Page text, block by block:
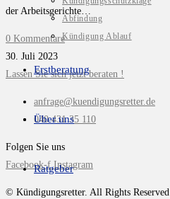
Abfindung
Kündigung Ablauf
Erstberatung
Über uns
Ratgeber
der Arbeitsgerichte…
0 Kommentare
30. Juli 2023
Lassen Sie sich jetzt beraten !
anfrage@kuendigungsretter.de
040 431 35 110
Folgen Sie uns
Facebook-f Instagram
© Kündigungsretter. All Rights Reserved